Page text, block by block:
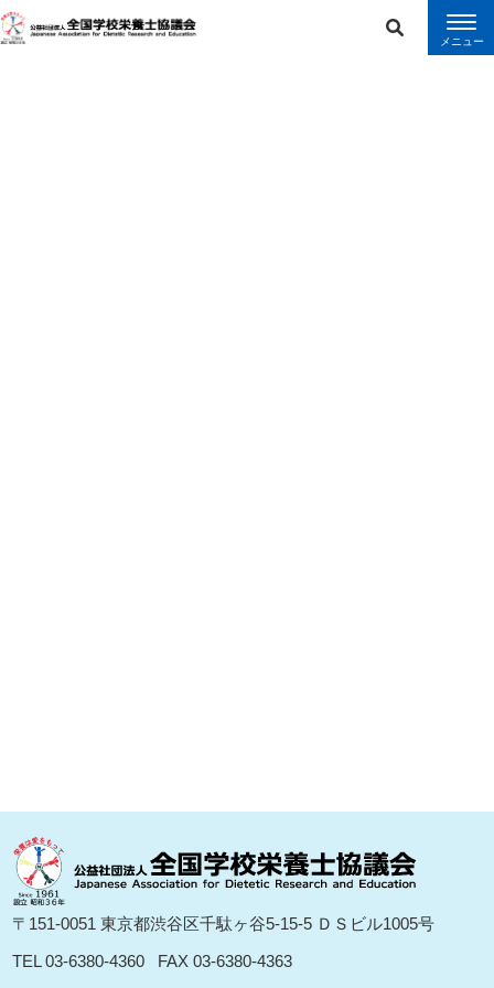
error
〒151-0051 東京都渋⾕区千駄ヶ⾕5-15-5 ＤＳビル1005号
TEL 03-6380-4360
FAX 03-6380-4363